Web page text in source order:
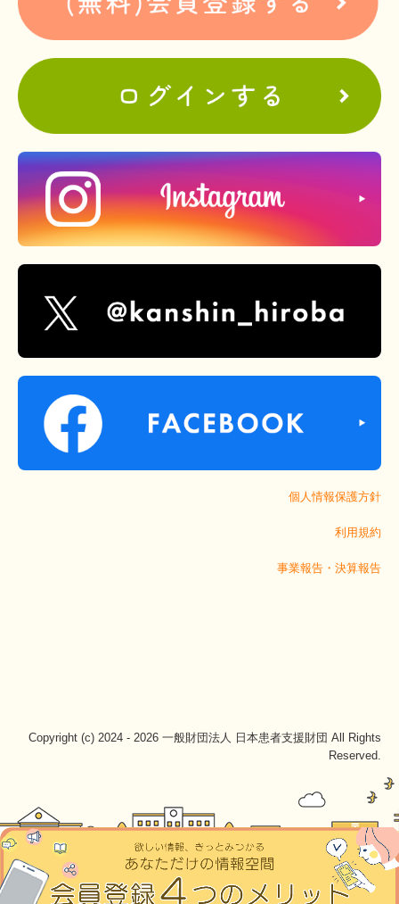
個人情報保護方針
利用規約
事業報告・決算報告
Copyright (c) 2024 - 2026 一般財団法人 日本患者支援財団 All Rights
Reserved.